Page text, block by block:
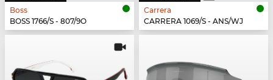
Boss
BOSS 1766/S - 807/9O
Carrera
CARRERA 1069/S - ANS/WJ